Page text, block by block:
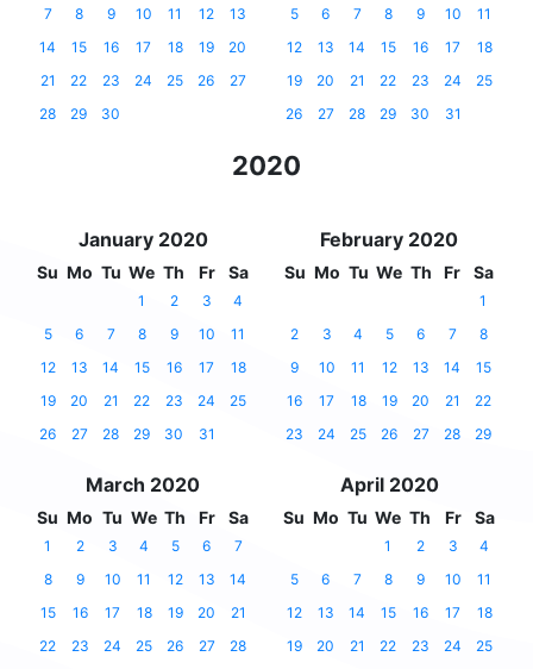
7
8 9 10 11 12
13
14
15 16 17 18 19
20
21
22 23 24 25 26
27
28
29 30
5
6 7 8 9 10
11
12
13 14 15 16 17
18
19
20 21 22 23 24
25
26
27 28 29 30 31
2020
January 2020
Su Mo Tu We Th Fr Sa
1 2 3
4
5
6 7 8 9 10
11
12
13 14 15 16 17
18
19
20 21 22 23 24
25
26
27 28 29 30 31
February 2020
Su Mo Tu We Th Fr Sa
1
2
3 4 5 6 7
8
9
10 11 12 13 14
15
16
17 18 19 20 21
22
23
24 25 26 27 28 29
March 2020
Su Mo Tu We Th Fr Sa
1 2 3 4 5 6
7
8
9 10 11 12 13
14
15
16 17 18 19 20
21
22
23 24 25 26 27
28
April 2020
Su Mo Tu We Th Fr Sa
1 2 3
4
5
6 7 8 9 10
11
12
13 14 15 16 17
18
19
20 21 22 23 24
25